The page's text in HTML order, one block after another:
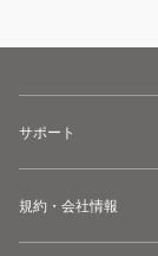
サポート
規約・会社情報